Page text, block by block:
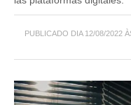
PUBLICADO DIA 12/08/2022